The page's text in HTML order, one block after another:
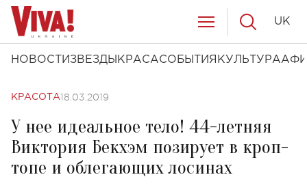
НОВОСТИ ЗВЕЗДЫ КРАСАСОБЫТИЯ КУЛЬТУРА
UK
КРАСОТА18.03.2019
У нее идеальное тело! 44-летняя
Виктория Бекхэм позирует в кроп-
топе и облегающих лосинах